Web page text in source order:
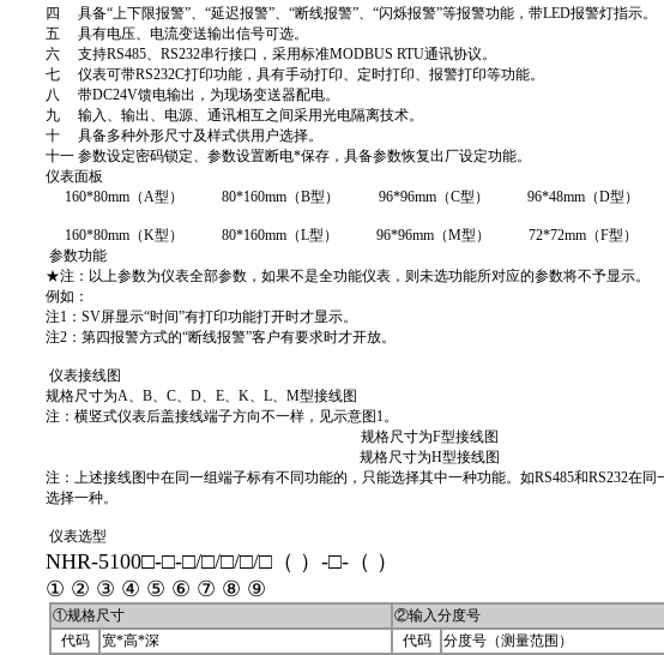
四 具备“上下限报警”、“延迟报警”、“断线报警”、“闪烁报警”等报警功能，带LED报警灯指示。
五 具有电压、电流变送输出信号可选。
六 支持RS485、RS232串行接口，采用标准MODBUS RTU通讯协议。
七 仪表可带RS232C打印功能，具有手动打印、定时打印、报警打印等功能。
八 带DC24V馈电输出，为现场变送器配电。
九 输入、输出、电源、通讯相互之间采用光电隔离技术。
十 具备多种外形尺寸及样式供用户选择。
十一 参数设定密码锁定、参数设置断电*保存，具备参数恢复出厂设定功能。
仪表面板
160*80mm（A型）
80*160mm（B型） 96*96mm（C型） 96*48mm（D型）
160*80mm（K型） 80*160mm（L型） 96*96mm（M型） 72*72mm（F型）
参数功能
★注：以上参数为仪表全部参数，如果不是全功能仪表，则未选功能所对应的参数将不予显示。
例如：
注1：SV屏显示“时间”有打印功能打开时才显示。
注2：第四报警方式的“断线报警”客户有要求时才开放。
仪表接线图
规格尺寸为A、B、C、D、E、K、L、M型接线图
注：横竖式仪表后盖接线端子方向不一样，见示意图1。
规格尺寸为F型接线图
规格尺寸为H型接线图
注：上述接线图中在同一组端子标有不同功能的，只能选择其中一种功能。如RS485和RS232在同
选择一种。
仪表选型
NHR-5100□-□-□/□/□/□/□（ ）-□-（ ）
① ② ③ ④ ⑤ ⑥ ⑦ ⑧ ⑨
①规格尺寸
②输入分度号
代码
宽*高*深 代码 分度号（测量范围）